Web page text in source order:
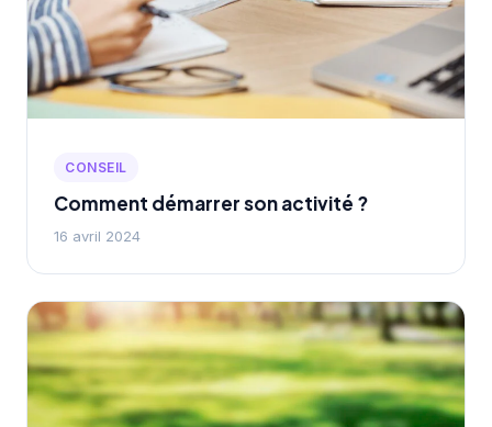
CONSEIL
Comment démarrer son activité ?
16 avril 2024